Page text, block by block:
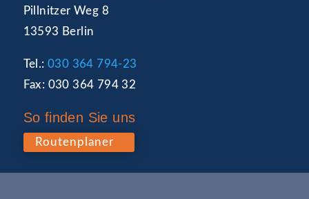
Pillnitzer Weg 8
13593 Berlin
Tel.: 030 364 794-23
Fax: 030 364 794 32
So finden Sie uns
Routenplaner